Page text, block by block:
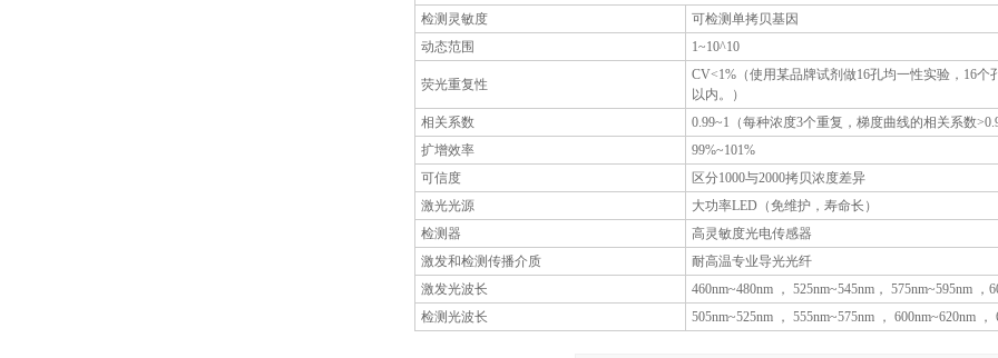
检测灵敏度
可检测单拷贝基因
动态范围
1~10^10
荧光重复性
CV<1%（使用某品牌试剂做16孔均一性实验，16个
以内。）
相关系数
0.99~1（每种浓度3个重复，梯度曲线的相关系数
扩增效率
99%~101%
可信度
区分1000与2000拷贝浓度差异
激光光源
大功率LED（免维护，寿命长）
检测器
高灵敏度光电传感器
激发和检测传播介质
耐高温专业导光光纤
激发光波长
460nm~480nm ， 525nm~545nm， 575nm~595nm ，
检测光波长
505nm~525nm ， 555nm~575nm ， 600nm~620nm ，